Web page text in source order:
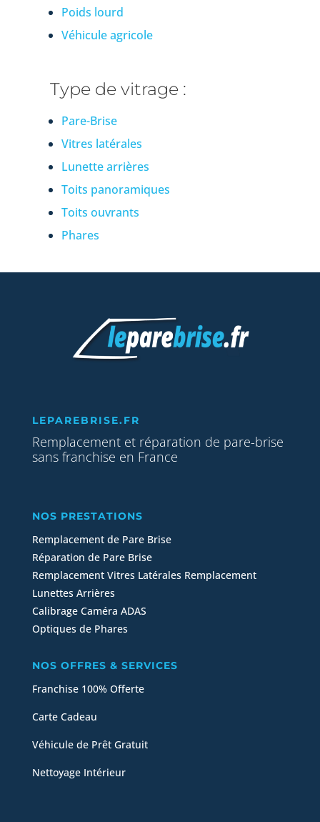
Poids lourd
Véhicule agricole
Type de vitrage :
Pare-Brise
Vitres latérales
Lunette arrières
Toits panoramiques
Toits ouvrants
Phares
LEPAREBRISE.FR
Remplacement et réparation de pare-brise
sans franchise en France
NOS PRESTATIONS
Remplacement de Pare Brise
Réparation de Pare Brise
Remplacement Vitres Latérales Remplacement
Lunettes Arrières
Calibrage Caméra ADAS
Optiques de Phares
NOS OFFRES & SERVICES
Franchise 100% Offerte
Carte Cadeau
Véhicule de Prêt Gratuit
Nettoyage Intérieur